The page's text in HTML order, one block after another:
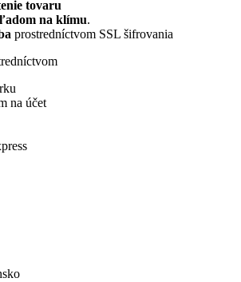
tovaru
na klímu.
prostredníctvom SSL šifrovania
na účet